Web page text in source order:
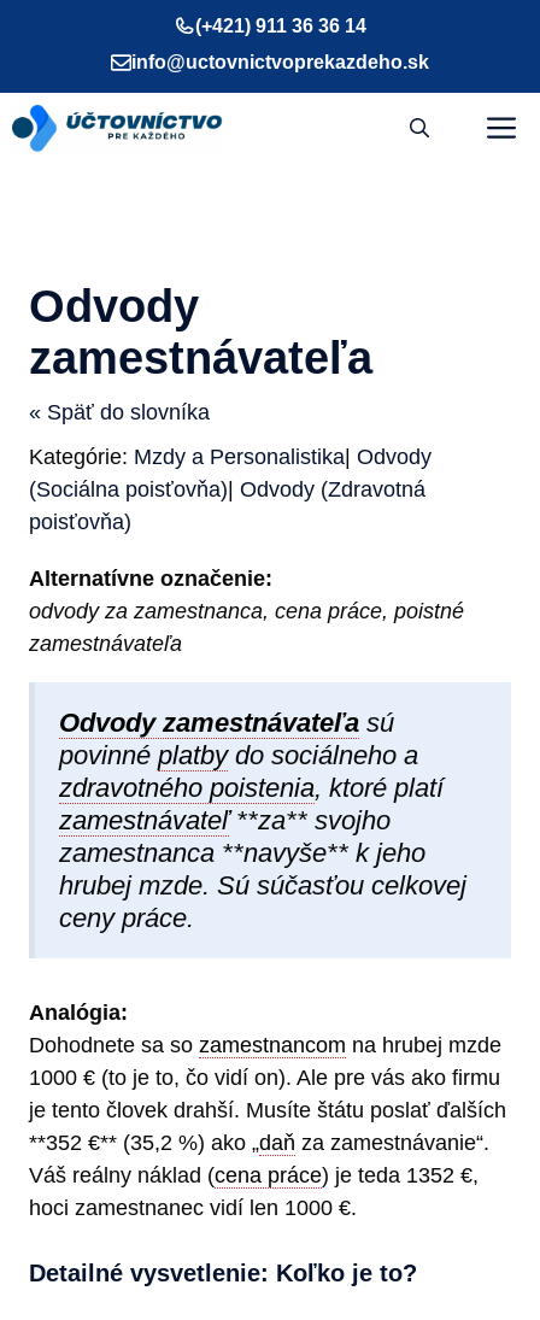
(+421) 911 36 36 14
info@uctovnictvoprekazdeho.sk
Odvody
zamestnávateľa
« Späť do slovníka
Kategórie: Mzdy a Personalistika| Odvody
(Sociálna poisťovňa)| Odvody (Zdravotná
poisťovňa)
Alternatívne označenie:
odvody za zamestnanca, cena práce, poistné
zamestnávateľa
Odvody zamestnávateľa sú
povinné platbydo sociálneho a
zdravotného poistenia, ktoré platí
zamestnávateľ**za** svojho
zamestnanca **navyše** k jeho
hrubej mzde. Sú súčasťou celkovej
ceny práce.
Analógia:
Dohodnete sa so zamestnancom na hrubej mzde
1000 € (to je to, čo vidí on). Ale pre vás ako firmu
je tento človek drahší. Musíte štátu poslať ďalších
**352 €** (35,2 %) ako „daň za zamestnávanie“.
Váš reálny náklad (cena práce) je teda 1352 €,
hoci zamestnanec vidí len 1000 €.
Detailné vysvetlenie: Koľko je to?